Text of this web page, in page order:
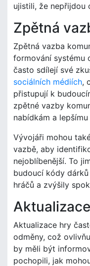
ujistili, že nepřijdou
Zpětná
Zpětná vazba
formování systému
často sdílejí své
sociálních médiích,
přistupují k
zpětné vazby
nabídkám a
Vývojáři mohou
vazbě, aby
nejoblíbenější. To
budoucí kódy
hráčů a zvýšily
Aktualizace hry
odměny, což
by měli být
pochopili, jak